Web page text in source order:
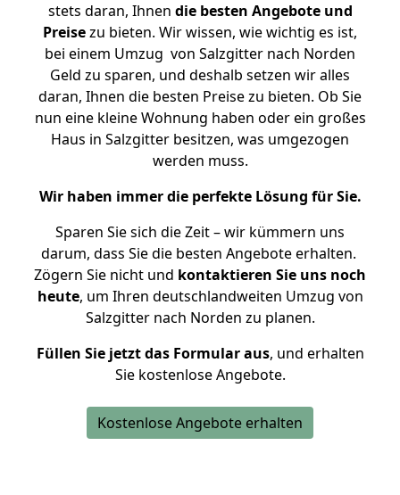
stets daran, Ihnen die besten Angebote und
Preisezu bieten. Wir wissen, wie wichtig es ist,
bei einem Umzug von Salzgitter nach Norden
Geld zu sparen, und deshalb setzen wir alles
daran, Ihnen die besten Preise zu bieten. Ob Sie
nun eine kleine Wohnung haben oder ein großes
Haus in Salzgitter besitzen, was umgezogen
werden muss.
Wir haben immer die perfekte Lösung für Sie.
Sparen Sie sich die Zeit – wir kümmern uns
darum, dass Sie die besten Angebote erhalten.
Zögern Sie nicht und kontaktieren Sie uns noch
heute, um Ihren deutschlandweiten Umzug von
Salzgitter nach Norden zu planen.
Füllen Sie jetzt das Formular aus, und erhalten
Sie kostenlose Angebote.
Kostenlose Angebote erhalten